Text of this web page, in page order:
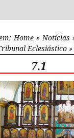
Home » Noticias
Eclesiástico »
7.1